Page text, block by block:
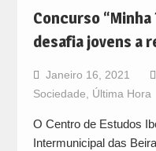
Concurso
desafia jovens a
Janeiro 16, 2021
Sociedade, Última Hora
O Centro de Estudos
Intermunicipal das